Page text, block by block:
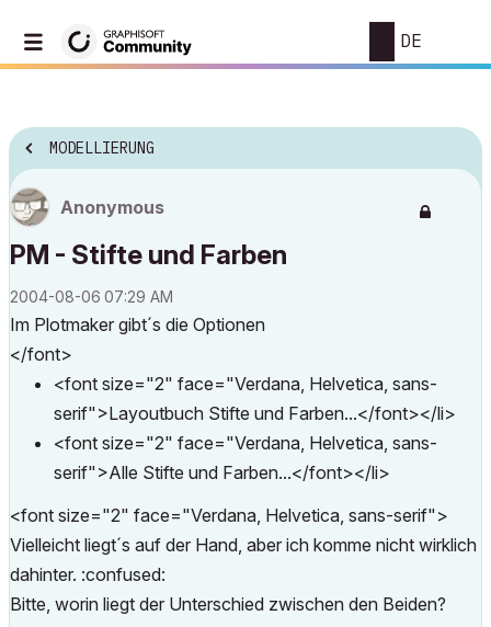
DE
MODELLIERUNG
Anonymous
PM - Stifte und Farben
‎2004-08-06 07:29 AM
Im Plotmaker gibt´s die Optionen
</font>
<font size="2" face="Verdana, Helvetica, sans-
serif">Layoutbuch Stifte und Farben...</font></li>
<font size="2" face="Verdana, Helvetica, sans-
serif">Alle Stifte und Farben...</font></li>
<font size="2" face="Verdana, Helvetica, sans-serif">
Vielleicht liegt´s auf der Hand, aber ich komme nicht wirklich
dahinter. :confused:
Bitte, worin liegt der Unterschied zwischen den Beiden?